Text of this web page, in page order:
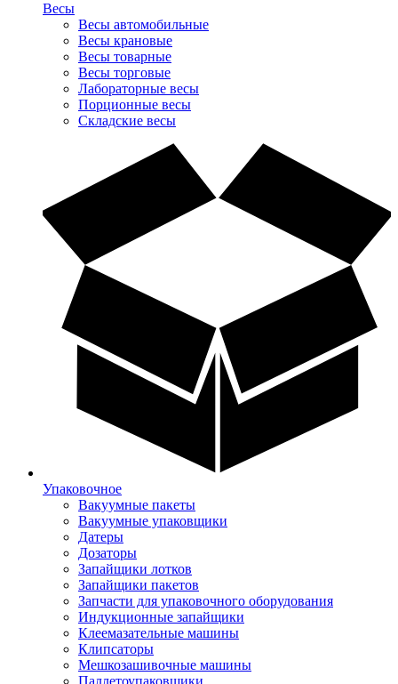
Весы
Весы автомобильные
Весы крановые
Весы товарные
Весы торговые
Лабораторные весы
Порционные весы
Складские весы
Упаковочное
Вакуумные пакеты
Вакуумные упаковщики
Датеры
Дозаторы
Запайщики лотков
Запайщики пакетов
Запчасти для упаковочного оборудования
Индукционные запайщики
Клеемазательные машины
Клипсаторы
Мешкозашивочные машины
Паллетоупаковщики